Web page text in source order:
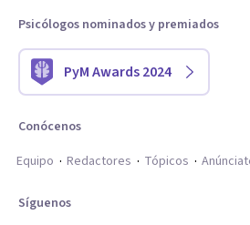
Psicólogos nominados y premiados
PyM Awards 2024
Conócenos
Equipo
Redactores Tópicos
Síguenos